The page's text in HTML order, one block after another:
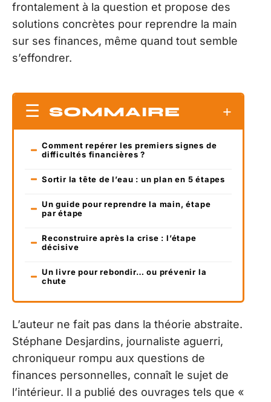
frontalement à la question et propose des
solutions concrètes pour reprendre la main
sur ses finances, même quand tout semble
s’effondrer.
SOMMAIRE
Comment repérer les premiers signes de
difficultés financières ?
Sortir la tête de l’eau : un plan en 5 étapes
Un guide pour reprendre la main, étape
par étape
Reconstruire après la crise : l’étape
décisive
Un livre pour rebondir… ou prévenir la
chute
L’auteur ne fait pas dans la théorie abstraite.
Stéphane Desjardins, journaliste aguerri,
chroniqueur rompu aux questions de
finances personnelles, connaît le sujet de
l’intérieur. Il a publié des ouvrages tels que «